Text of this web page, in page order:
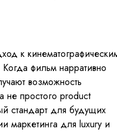
к
фильм нарративно
возможность
не простого product
стандарт для будущих
маркетинга для luxury и